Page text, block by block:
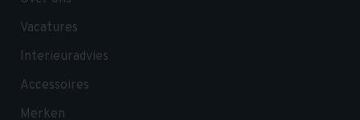
Vacatures
Interieuradvies
Accessoires
Merken